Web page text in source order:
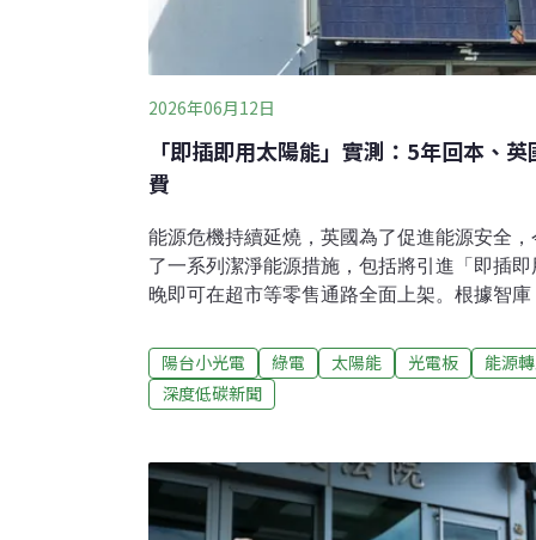
2026年06月12日
「即插即用太陽能」實測：5年回本、
費
能源危機持續延燒，英國為了促進能源安全
了一系列潔淨能源措施，包括將引進「即插
晚即可在超市等零售通路全面上架。根據智
鎊（約新台幣4.6萬元）的電費，扣掉前期成
（約新台幣4656元）。什麼是即插即用太陽
相比，即插即用太陽能板只有一兩片面板，
術早已在德國快速普及，官方記載的安裝量
達400萬套），就連法國、西班牙、荷蘭與
表示，未來幾個月內，消費者就可以在Lidl和
陽台小光電 綠電 太陽能 光電板
能源
深度低碳新聞